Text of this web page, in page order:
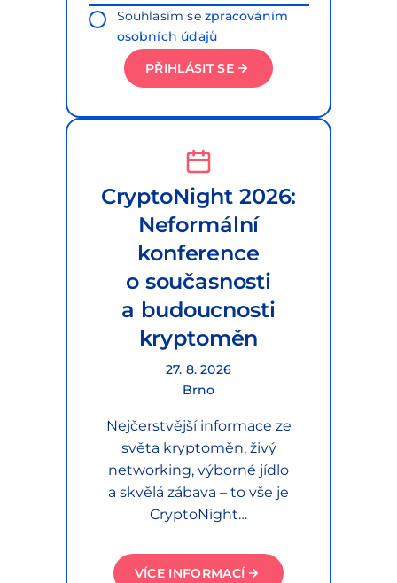
Souhlasím sezpracováním
osobních údajů
PŘIHLÁSIT SE
CryptoNight 2026:
Neformální
konference
o současnosti
a budoucnosti
kryptoměn
27. 8. 2026
Brno
Nejčerstvější informace ze
světa kryptoměn, živý
networking, výborné jídlo
a skvělá zábava – to vše je
CryptoNight…
VÍCE INFORMACÍ